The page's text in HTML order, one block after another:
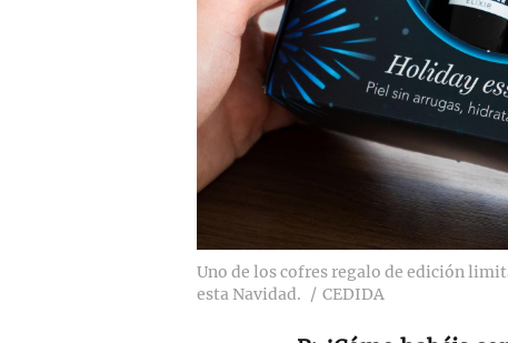
Uno de los cofres regalo de edición
esta Navidad.
CEDIDA